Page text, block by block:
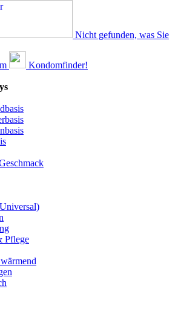
Nicht gefunden, was Sie
Kondomfinder!
Pflege